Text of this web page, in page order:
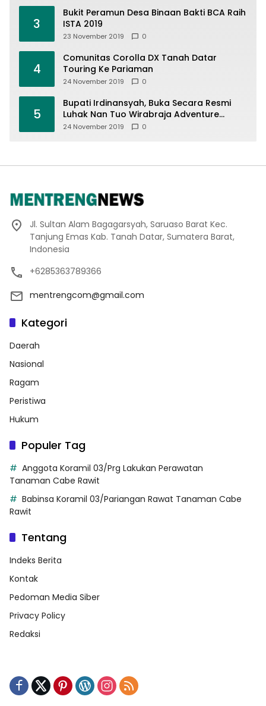
3
Bukit Peramun Desa Binaan Bakti BCA Raih
ISTA 2019
23 November 2019 0
4
Comunitas Corolla DX Tanah Datar
Touring Ke Pariaman
24 November 2019 0
5
Bupati Irdinansyah, Buka Secara Resmi
Luhak Nan Tuo Wirabraja Adventure
Offroad 2019
24 November 2019 0
Jl. Sultan Alam Bagagarsyah, Saruaso Barat Kec.
Tanjung Emas Kab. Tanah Datar, Sumatera Barat,
Indonesia
+6285363789366
mentrengcom@gmail.com
Kategori
Daerah
Nasional
Ragam
Peristiwa
Hukum
Populer Tag
Anggota Koramil 03/Prg Lakukan Perawatan
Tanaman Cabe Rawit
Babinsa Koramil 03/Pariangan Rawat Tanaman Cabe
Rawit
Tentang
Indeks Berita
Kontak
Pedoman Media Siber
Privacy Policy
Redaksi